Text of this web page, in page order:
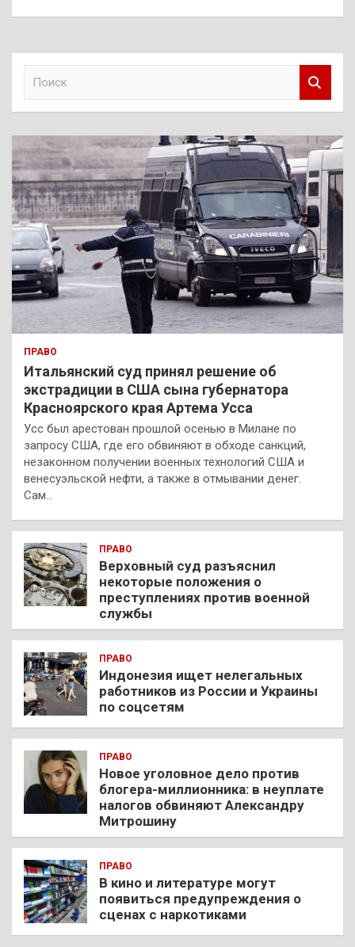
к
ПРАВО
Итальянский суд принял решение об
экстрадиции в США сына губернатора
Красноярского края Артема Усса
Усс был арестован прошлой осенью в Милане по
запросу США, где его обвиняют в обходе санкций,
незаконном получении военных технологий США и
венесуэльской нефти, а также в отмывании денег.
Сам…
ПРАВО
Верховный суд разъяснил
некоторые положения о
преступлениях против военной
службы
ПРАВО
Индонезия ищет нелегальных
работников из России и Украины
по соцсетям
ПРАВО
Новое уголовное дело против
блогера-миллионника: в неуплате
налогов обвиняют Александру
Митрошину
ПРАВО
В кино и литературе могут
появиться предупреждения о
сценах с наркотиками